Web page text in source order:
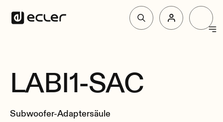
Lösungen
überblick
LABI1-SAC
Subwoofer-Adaptersäule